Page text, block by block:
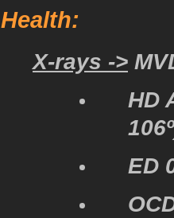
Health:
X-rays ->
HD
106º
ED